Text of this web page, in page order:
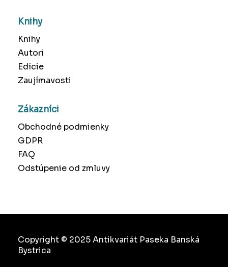
Knihy
Knihy
Autori
Edície
Zaujímavosti
Zákazníci
Obchodné podmienky
GDPR
FAQ
Odstúpenie od zmluvy
Copyright © 2025 Antikvariát Paseka Banská
Bystrica